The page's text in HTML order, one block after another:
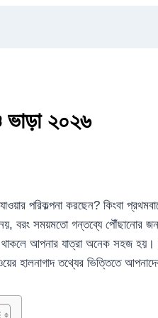
ভাড়া ২০২৬
পরিকল্পনা করছেন? কিংবা
বরং সময়মতো গন্তব্যে পৌঁছানোর
থাকলে আপনার যাত্রা অনেক সহজ
হালনাগাদ তথ্যের ভিত্তিতে